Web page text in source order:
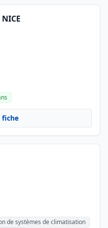
fiche
de systèmes de climatisation